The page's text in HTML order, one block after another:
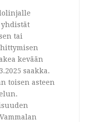
tai
kevään
saakka.
toisen asteen